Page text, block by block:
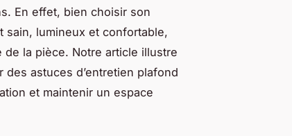
En effet, bien choisir son
sain, lumineux et confortable,
la pièce. Notre article illustre
astuces d’entretien plafond
et maintenir un espace